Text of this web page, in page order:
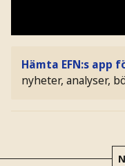
Hämta EFN:s app
nyheter, analyser,